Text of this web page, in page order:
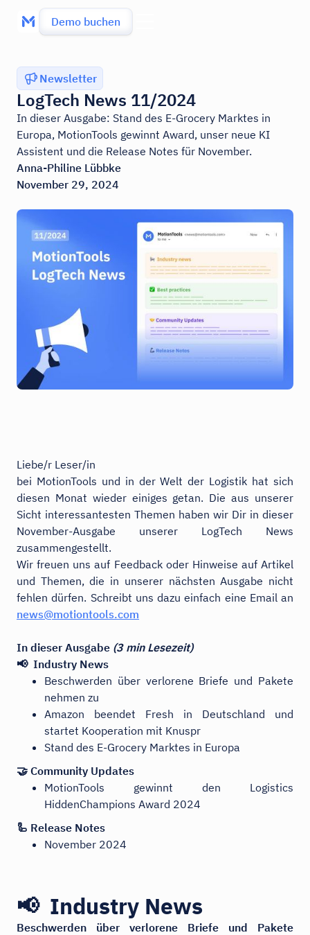
Demo buchen
Newsletter
LogTech News 11/2024
In dieser Ausgabe: Stand des E-Grocery Marktes in
Europa, MotionTools gewinnt Award, unser neue KI
Assistent und die Release Notes für November.
Anna-Philine Lübbke
November 29, 2024
Liebe/r Leser/in
bei MotionTools und in der Welt der Logistik hat sich
diesen Monat wieder einiges getan. Die aus unserer
Sicht interessantesten Themen haben wir Dir in dieser
November-Ausgabe unserer LogTech News
zusammengestellt.
Wir freuen uns auf Feedback oder Hinweise auf Artikel
und Themen, die in unserer nächsten Ausgabe nicht
fehlen dürfen. Schreibt uns dazu einfach eine Email an
news@motiontools.com
In dieser Ausgabe (3 min Lesezeit)
📢 Industry News
Beschwerden über verlorene Briefe und Pakete
nehmen zu
Amazon beendet Fresh in Deutschland und
startet Kooperation mit Knuspr
Stand des E-Grocery Marktes in Europa
🤝 Community Updates
MotionTools gewinnt den Logistics
HiddenChampions Award 2024
🦾 Release Notes
November 2024
📢 Industry News
Beschwerden über verlorene Briefe und Pakete